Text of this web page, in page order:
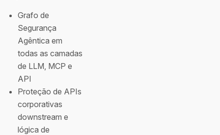
Grafo de
Segurança
Agêntica em
todas as camadas
de LLM, MCP e
API
Proteção de APIs
corporativas
downstream e
lógica de